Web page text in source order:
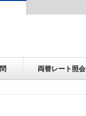
両替レート照会